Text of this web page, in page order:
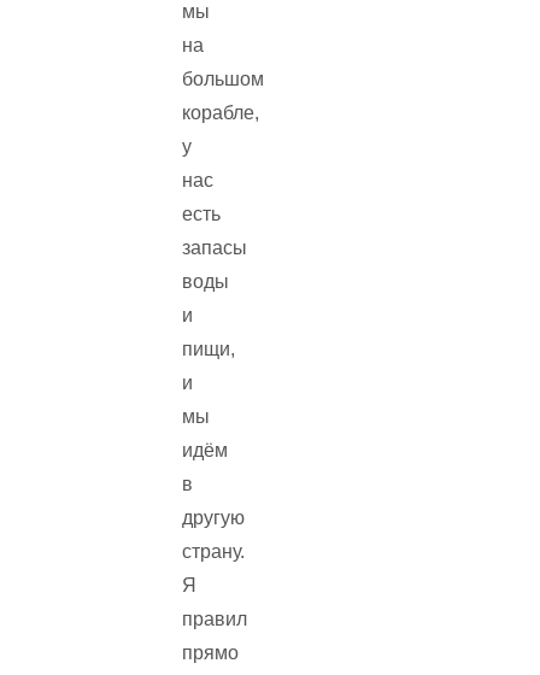
мы
на
большом
корабле,
у
нас
есть
запасы
воды
и
пищи,
и
мы
идём
в
другую
страну.
Я
правил
прямо